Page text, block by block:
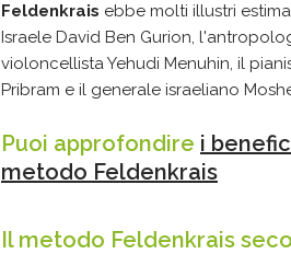
Feldenkrais ebbe molti illustri
Israele David Ben Gurion,
violoncellista Yehudi Menuhin, il
Pribram e il generale israeliano
Puoi approfondire i
metodo Feldenkrais
Il metodo Feldenkrais